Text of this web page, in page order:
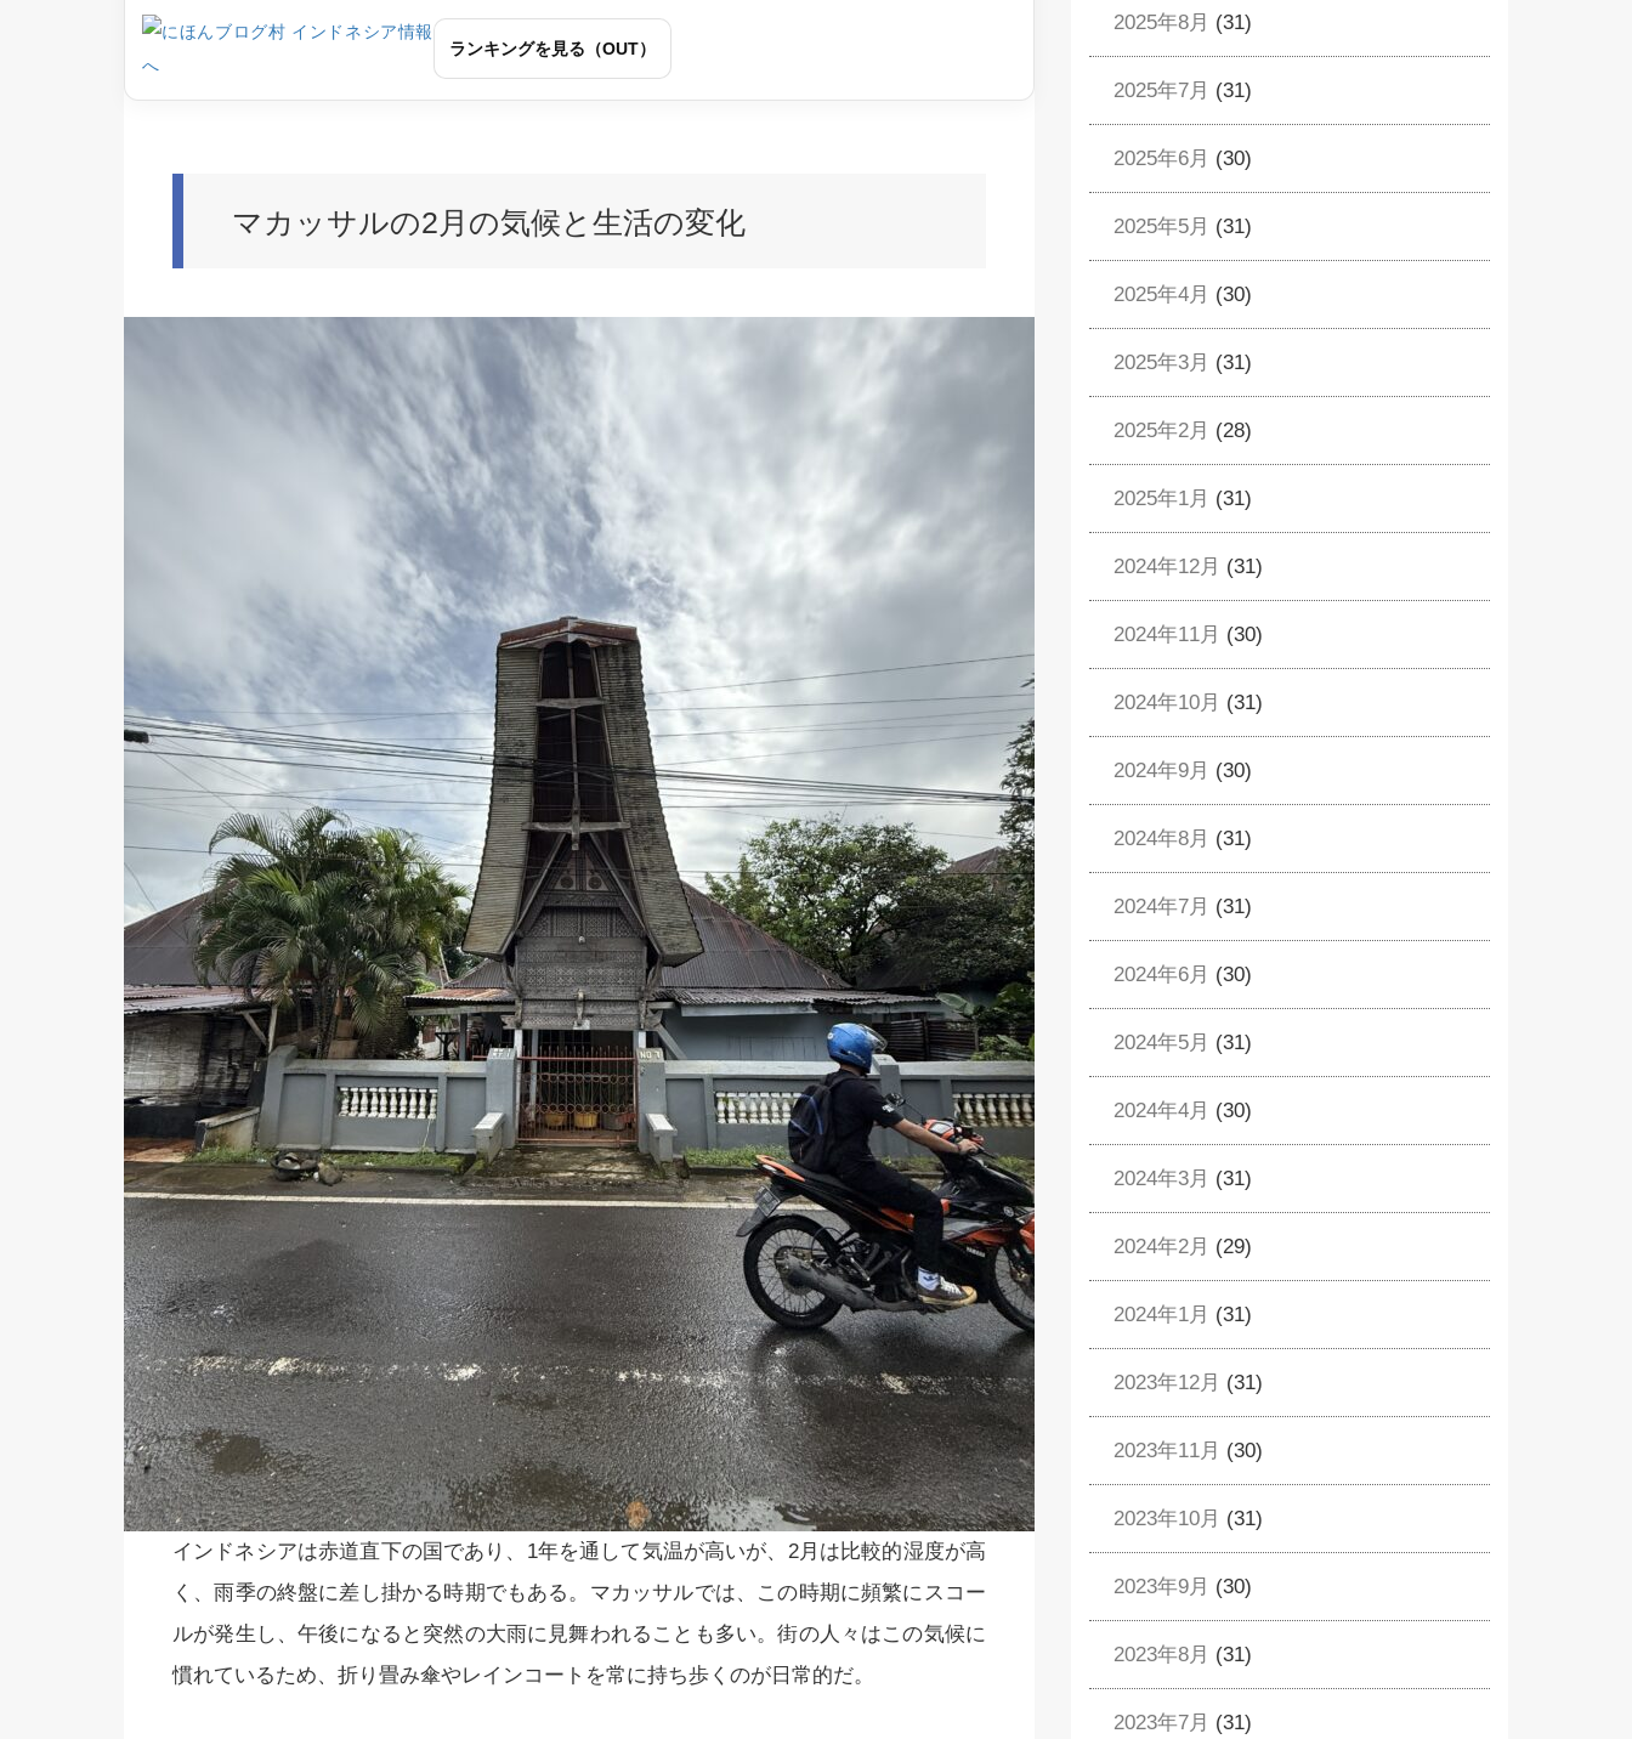
ランキングを見る（OUT）
マカッサルの2月の気候と生活の変化
インドネシアは赤道直下の国であり、1年を通して気温が高いが、2月は比較的湿度が高
く、雨季の終盤に差し掛かる時期でもある。マカッサルでは、この時期に頻繁にスコー
ルが発生し、午後になると突然の大雨に見舞われることも多い。街の人々はこの気候に
慣れているため、折り畳み傘やレインコートを常に持ち歩くのが日常的だ。
2025年8月 (31)
2025年7月 (31)
2025年6月 (30)
2025年5月 (31)
2025年4月 (30)
2025年3月 (31)
2025年2月 (28)
2025年1月 (31)
2024年12月 (31)
2024年11月 (30)
2024年10月 (31)
2024年9月 (30)
2024年8月 (31)
2024年7月 (31)
2024年6月 (30)
2024年5月 (31)
2024年4月 (30)
2024年3月 (31)
2024年2月 (29)
2024年1月 (31)
2023年12月 (31)
2023年11月 (30)
2023年10月 (31)
2023年9月 (30)
2023年8月 (31)
2023年7月 (31)